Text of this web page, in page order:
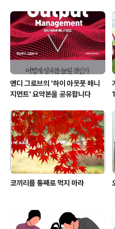
앤디 그로브의 '하이 아웃풋 매니
지먼트' 요약본을 공유합니다
코끼리를 통째로 먹지 마라